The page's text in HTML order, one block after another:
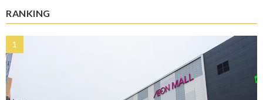
RANKING